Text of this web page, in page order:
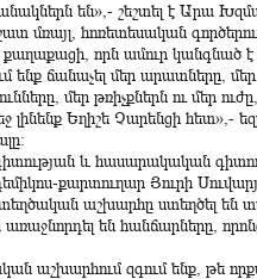
են»,- շեշտել է Արա
մռայլ, հոռետեսական
որն ամուր կանգնած է
ենք ճանաչել մեր արատները, մեր
մեր թռիչքներն ու մեր
լինենք Եղիշե Չարենցի հետ»,-
և հասարակական
քարտուղար Յուրի
աշխարհը ստեղծել են
են հանճարները,
աշխարհում զգում ենք, թե